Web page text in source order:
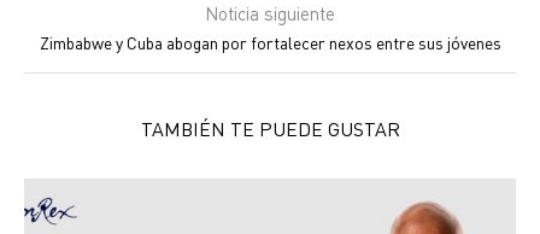
Noticia siguiente
Zimbabwe y Cuba abogan por fortalecer nexos entre sus jóvenes
TAMBIÉN TE PUEDE GUSTAR